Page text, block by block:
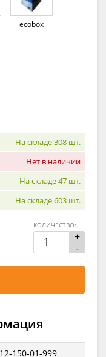
ecobox
На складе 308 шт.
Нет в наличии
На складе 47 шт.
На складе 603 шт.
+
-
КОЛИЧЕСТВО:
150-01-999